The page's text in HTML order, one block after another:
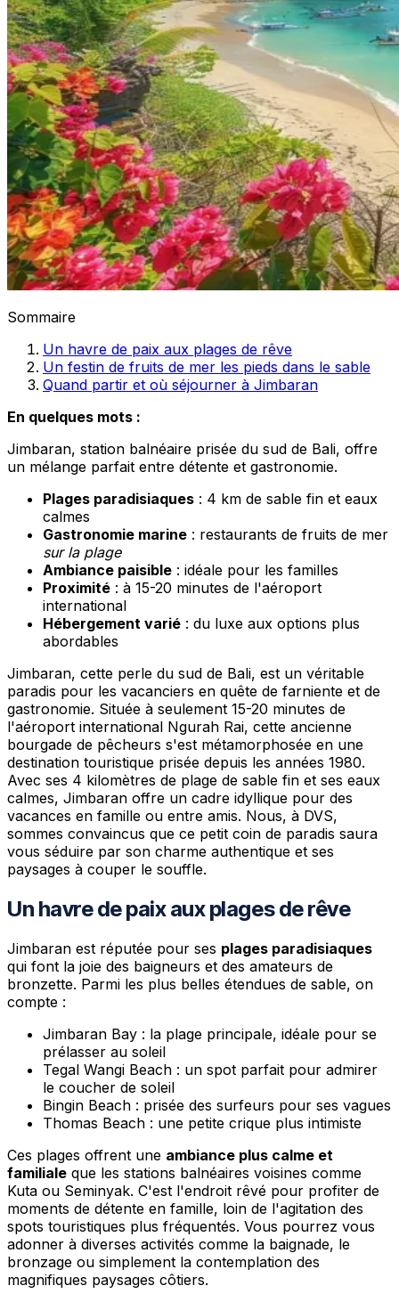
Sommaire
Un havre de paix aux plages de rêve
Un festin de fruits de mer les pieds dans le sable
Quand partir et où séjourner à Jimbaran
En quelques mots :
Jimbaran, station balnéaire prisée du sud de Bali, offre
un mélange parfait entre détente et gastronomie.
Plages paradisiaques : 4 km de sable fin et eaux
calmes
Gastronomie marine : restaurants de fruits de mer
sur la plage
Ambiance paisible : idéale pour les familles
Proximité : à 15-20 minutes de l'aéroport
international
Hébergement varié : du luxe aux options plus
abordables
Jimbaran, cette perle du sud de Bali, est un véritable
paradis pour les vacanciers en quête de farniente et de
gastronomie. Située à seulement 15-20 minutes de
l'aéroport international Ngurah Rai, cette ancienne
bourgade de pêcheurs s'est métamorphosée en une
destination touristique prisée depuis les années 1980.
Avec ses 4 kilomètres de plage de sable fin et ses eaux
calmes, Jimbaran offre un cadre idyllique pour des
vacances en famille ou entre amis. Nous, à DVS,
sommes convaincus que ce petit coin de paradis saura
vous séduire par son charme authentique et ses
paysages à couper le souffle.
Un havre de paix aux plages de rêve
Jimbaran est réputée pour ses plages paradisiaques
qui font la joie des baigneurs et des amateurs de
bronzette. Parmi les plus belles étendues de sable, on
compte :
Jimbaran Bay : la plage principale, idéale pour se
prélasser au soleil
Tegal Wangi Beach : un spot parfait pour admirer
le coucher de soleil
Bingin Beach : prisée des surfeurs pour ses vagues
Thomas Beach : une petite crique plus intimiste
Ces plages offrent une ambiance plus calme et
familiale que les stations balnéaires voisines comme
Kuta ou Seminyak. C'est l'endroit rêvé pour profiter de
moments de détente en famille, loin de l'agitation des
spots touristiques plus fréquentés. Vous pourrez vous
adonner à diverses activités comme la baignade, le
bronzage ou simplement la contemplation des
magnifiques paysages côtiers.